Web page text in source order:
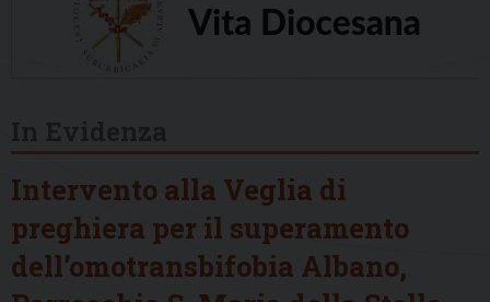
Intervento alla Veglia di
preghiera per il superamento
dell’omotransbifobia Albano,